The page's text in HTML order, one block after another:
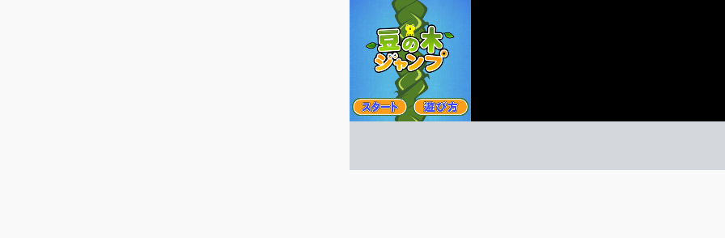
豆の木ジャンプ
アクション
ゲーム紹介 -豆の木を登るジャンプアクション
遊び方 -ジャンプしてタイミング良く足場に飛び移れ！フルー